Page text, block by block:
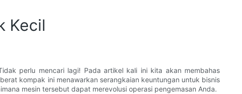
Kecil
perlu mencari lagi! Pada artikel kali ini kita akan membahas
kompak ini menawarkan serangkaian keuntungan untuk bisnis
mesin tersebut dapat merevolusi operasi pengemasan Anda.